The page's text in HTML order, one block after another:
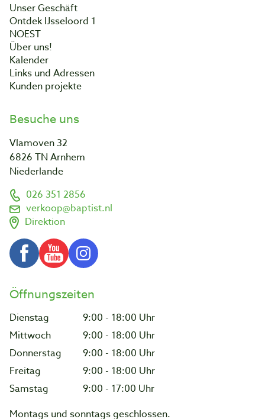
Unser Geschäft
Ontdek IJsseloord 1
NOEST
Über uns!
Kalender
Links und Adressen
Kunden projekte
Besuche uns
Vlamoven 32
6826 TN Arnhem
Niederlande
026 351 2856
verkoop@baptist.nl
Direktion
Öffnungszeiten
Dienstag
9:00 - 18:00 Uhr
Mittwoch
9:00 - 18:00 Uhr
Donnerstag
9:00 - 18:00 Uhr
Freitag
9:00 - 18:00 Uhr
Samstag
9:00 - 17:00 Uhr
Montags und sonntags geschlossen.